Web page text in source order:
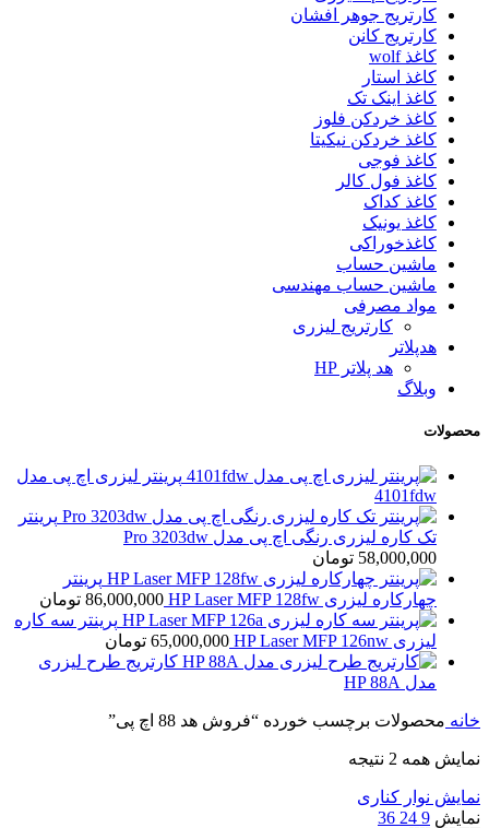
کارتریج جوهر افشان
کارتریج کانن
کاغذ wolf
کاغذ استار
کاغذ اینک تک
کاغذ خردکن فلوز
کاغذ خردکن نیکیتا
کاغذ فوجی
کاغذ فول کالر
کاغذ کداک
کاغذ یونیک
کاغذخوراکی
ماشین حساب
ماشین حساب مهندسی
مواد مصرفی
کارتریج لیزری
هدپلاتر
هد پلاتر HP
وبلاگ
محصولات
پرینتر لیزری اچ پی مدل
4101fdw
پرینتر
تک کاره لیزری رنگی اچ پی مدل Pro 3203dw
58,000,000 تومان
پرینتر
چهارکاره لیزری HP Laser MFP 128fw
86,000,000 تومان
پرینتر سه کاره
لیزری HP Laser MFP 126nw
65,000,000 تومان
کارتریج طرح لیزری
مدل HP 88A
خانه محصولات برچسب خورده “فروش هد 88 اچ پی”
نمایش همه 2 نتیجه
نمایش نوار کناری
نمایش 9
24
36